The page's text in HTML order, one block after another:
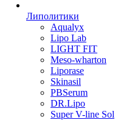
Липолитики
Aqualyx
Lipo Lab
LIGHT FIT
Meso-wharton
Liporase
Skinasil
PBSerum
DR.Lipo
Super V-line Sol